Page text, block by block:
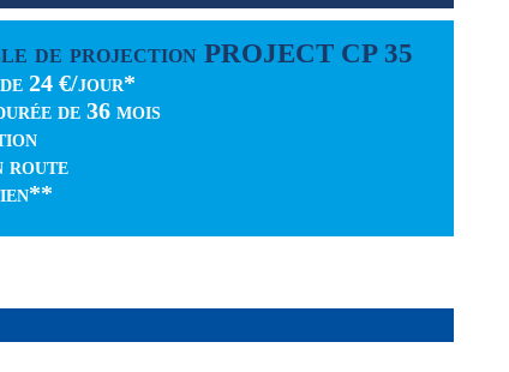
de projection PROJECT CP 35
24 €/jour*
de 36 mois
route